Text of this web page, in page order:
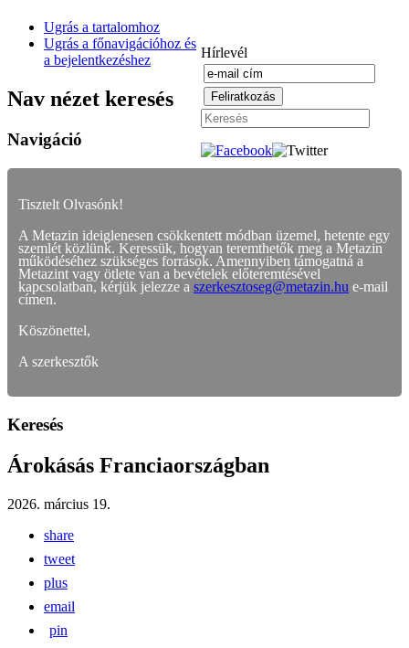
Hírlevél
Ugrás a tartalomhoz
Ugrás a főnavigációhoz és
a bejelentkezéshez
Nav nézet keresés
Navigáció
Tisztelt Olvasónk!
A Metazin ideiglenesen csökkentett módban üzemel, hetente egy
szemlét közlünk. Keressük, hogyan teremthetők meg a Metazin
működéséhez szükséges források. Amennyiben támogatná a
Metazint vagy ötlete van a bevételek előteremtésével
kapcsolatban, kérjük jelezze a szerkesztoseg@metazin.hu e-mail
címen.
Köszönettel,
A szerkesztők
Keresés
Árokásás Franciaországban
2026. március 19.
share
tweet
plus
email
pin